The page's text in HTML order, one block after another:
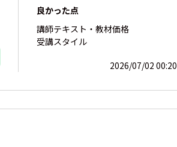
良かった点
講師テキスト・教材価格
受講スタイル
2026/07/02 00:20